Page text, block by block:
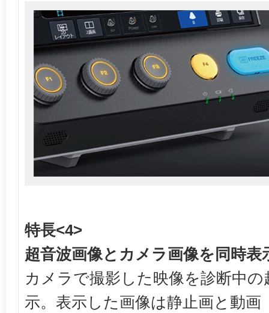
特長<4>
超音波画像とカメラ画像を同時
カメラで撮影した映像を診断中
示。表示した画像は静止画と動画